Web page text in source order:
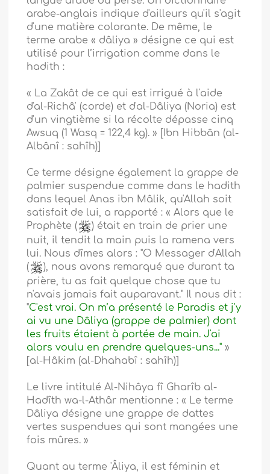
arabe-anglais indique d'ailleurs qu'il s'agit
d'une matière colorante. De même, le
terme arabe « dâliya » désigne ce qui est
utilisé pour l’irrigation comme dans le
hadith :
« La Zakât de ce qui est irrigué à l'aide
d'al-Richâ' (corde) et d'al-Dâliya (Noria) est
d'un vingtième si la récolte dépasse cinq
Awsuq (1 Wasq = 122,4 kg). » [Ibn Hibbân (al-
Albânî : sahîh)]
Ce terme désigne également la grappe de
palmier suspendue comme dans le hadith
dans lequel Anas ibn Mâlik, qu'Allah soit
satisfait de lui, a rapporté : « Alors que le
Prophète (
) était en train de prier une
nuit, il tendit la main puis la ramena vers
lui. Nous dîmes alors : "O Messager d'Allah
(
), nous avons remarqué que durant ta
prière, tu as fait quelque chose que tu
n'avais jamais fait auparavant." Il nous dit :
"C'est vrai. On m’a présenté le Paradis et j'y
ai vu une Dâliya (grappe de palmier) dont
les fruits étaient à portée de main. J'ai
alors voulu en prendre quelques-uns..." »
[al-Hâkim (al-Dhahabî : sahîh)]
Le livre intitulé Al-Nihâya fî Gharîb al-
Hadîth wa-l-Athâr mentionne : « Le terme
Dâliya désigne une grappe de dattes
vertes suspendues qui sont mangées une
fois mûres. »
Quant au terme 'Âliya, il est féminin et